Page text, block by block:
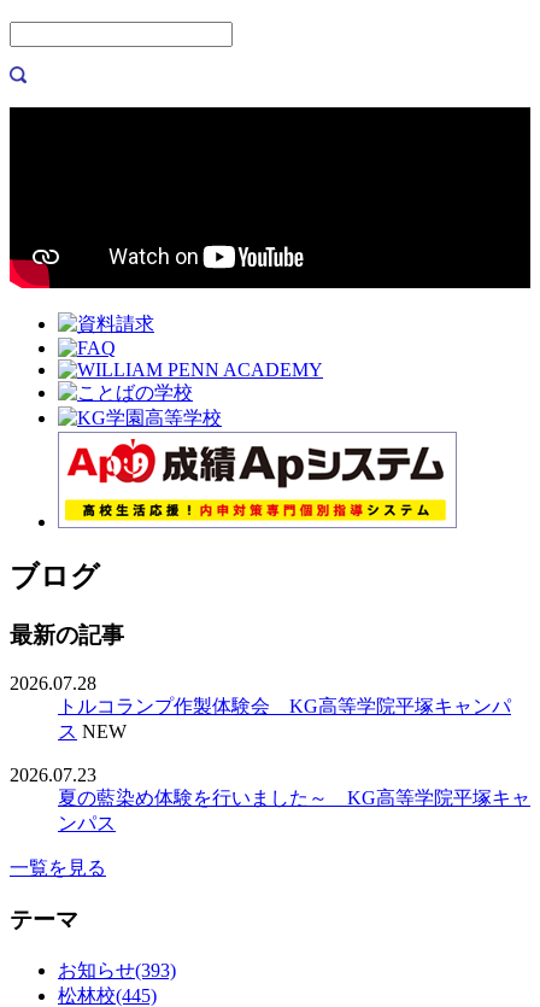
ブログ
最新の記事
2026.07.28
トルコランプ作製体験会 KG高等学院平塚キャンパ
ス NEW
2026.07.23
夏の藍染め体験を行いました～ KG高等学院平塚キャ
ンパス
一覧を見る
テーマ
お知らせ(393)
松林校(445)